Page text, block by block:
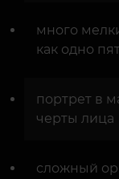
много
как одно
портрет в
черты лица
сложный